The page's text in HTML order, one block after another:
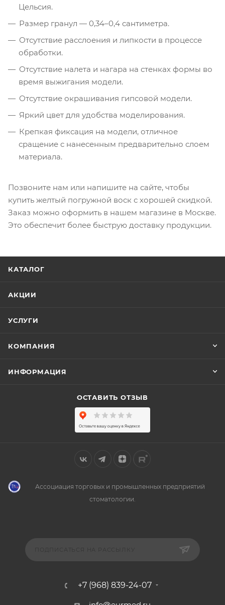
Цельсия.
Размер гранул — 0,34–0,4 сантиметра.
Отсутствие расслоения и липкости в процессе
обработки.
Отсутствие налета и нагара на стенках формы во
время выжигания модели.
Отсутствие окрашивания гипсовой модели.
Яркий цвет для удобства моделирования.
Крепкая фиксация на модели, отличное
сращение с нанесенным предварительно слоем
материала.
Позвоните нам или напишите на сайте, чтобы
купить желтый погружной воск с хорошей скидкой.
Заказ можно оформить в нашем магазине в Москве.
Это обеспечит более быструю доставку продукции.
КАТАЛОГ
АКЦИИ
УСЛУГИ
КОМПАНИЯ
ИНФОРМАЦИЯ
ОСТАВИТЬ ОТЗЫВ
Ассоциация торговых и промышленных предприятий
стоматологии.
+7 (968) 839-24-07